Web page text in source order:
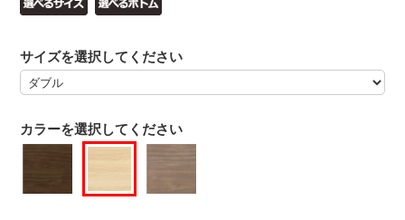
カラーを選択してください
サイズを選択してください